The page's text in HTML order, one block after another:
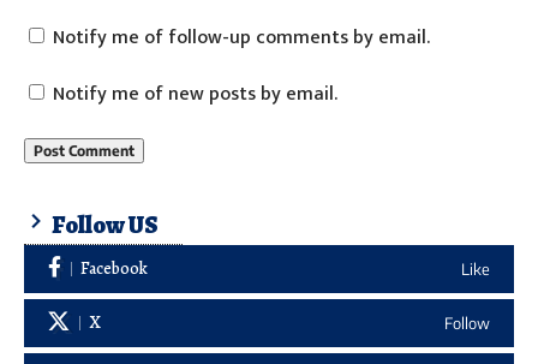
Notify me of follow-up comments by email.
Notify me of new posts by email.
Follow US
Facebook Like
X Follow